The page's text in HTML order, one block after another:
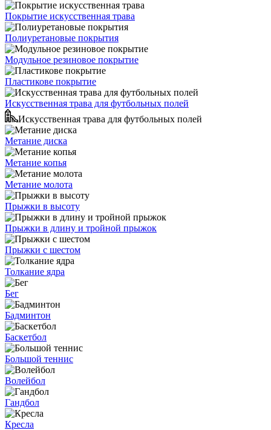
Покрытие искусственная трава
Полиуретановые покрытия
Модульное резиновое покрытие
Пластикове покрытие
Искусственная трава для футбольных полей
Искусственная трава для футбольных полей
Метание диска
Метание копья
Метание молота
Прыжки в высоту
Прыжки в длину и тройной прыжок
Прыжки с шестом
Толкание ядра
Бег
Бадминтон
Баскетбол
Большой теннис
Волейбол
Гандбол
Кресла